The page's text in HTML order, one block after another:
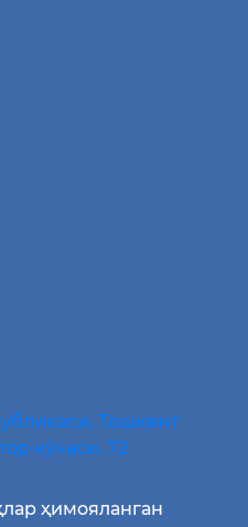
Тошкент
кўчаси, 72
ҳимояланган